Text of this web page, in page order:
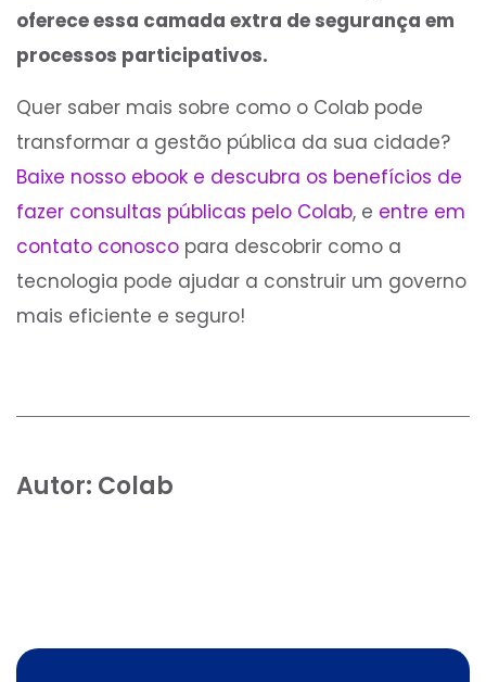
oferece essa camada extra de segurança em
processos participativos.
Quer saber mais sobre como o Colab pode
transformar a gestão pública da sua cidade?
Baixe nosso ebook e descubra os benefícios de
fazer consultas públicas pelo Colab, e entre em
contato conosco para descobrir como a
tecnologia pode ajudar a construir um governo
mais eficiente e seguro!
Autor: Colab